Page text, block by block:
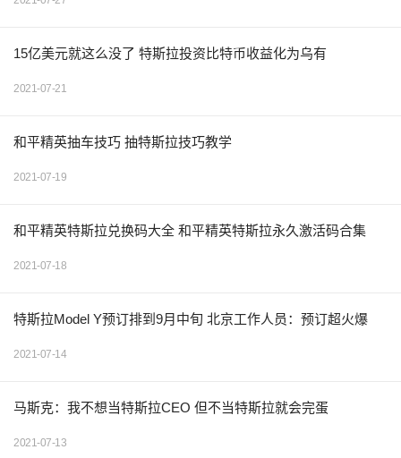
15亿美元就这么没了 特斯拉投资比特币收益化为乌有
2021-07-21
和平精英抽车技巧 抽特斯拉技巧教学
2021-07-19
和平精英特斯拉兑换码大全 和平精英特斯拉永久激活码合集
2021-07-18
特斯拉Model Y预订排到9​月中旬 北京工作人员：预订超火爆
2021-07-14
马斯克：我不想当特斯拉CEO 但不当特斯拉就会完蛋
2021-07-13